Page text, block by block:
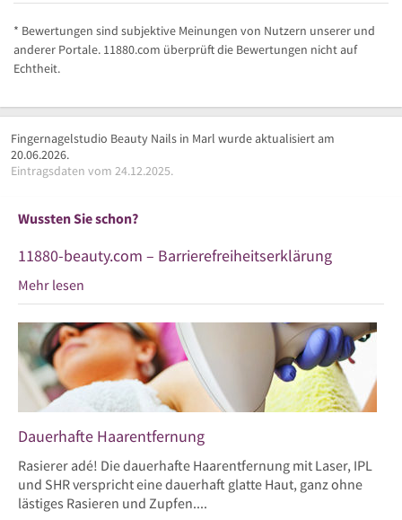
* Bewertungen sind subjektive Meinungen von Nutzern unserer und
anderer Portale. 11880.com überprüft die Bewertungen nicht auf
Echtheit.
Fingernagelstudio Beauty Nails in Marl wurde aktualisiert am
20.06.2026.
Eintragsdaten vom 24.12.2025.
Wussten Sie schon?
11880-beauty.com – Barrierefreiheitserklärung
Mehr lesen
Dauerhafte Haarentfernung
Rasierer adé! Die dauerhafte Haarentfernung mit Laser, IPL
und SHR verspricht eine dauerhaft glatte Haut, ganz ohne
lästiges Rasieren und Zupfen....